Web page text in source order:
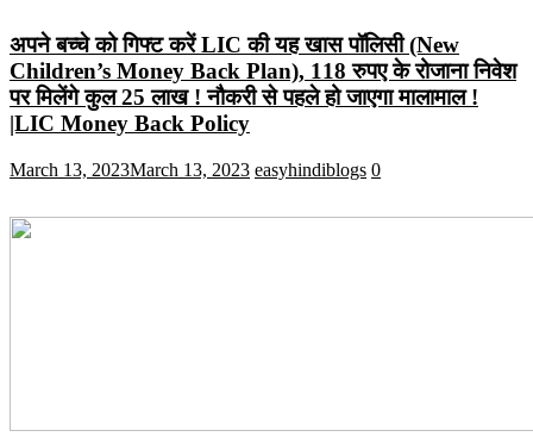
अपने बच्चे को गिफ्ट करें LIC की यह खास पॉलिसी (New
Children’s Money Back Plan), 118 रुपए के रोजाना निवेश
पर मिलेंगे कुल 25 लाख ! नौकरी से पहले हो जाएगा मालामाल !
|LIC Money Back Policy
March 13, 2023March 13, 2023 easyhindiblogs 0